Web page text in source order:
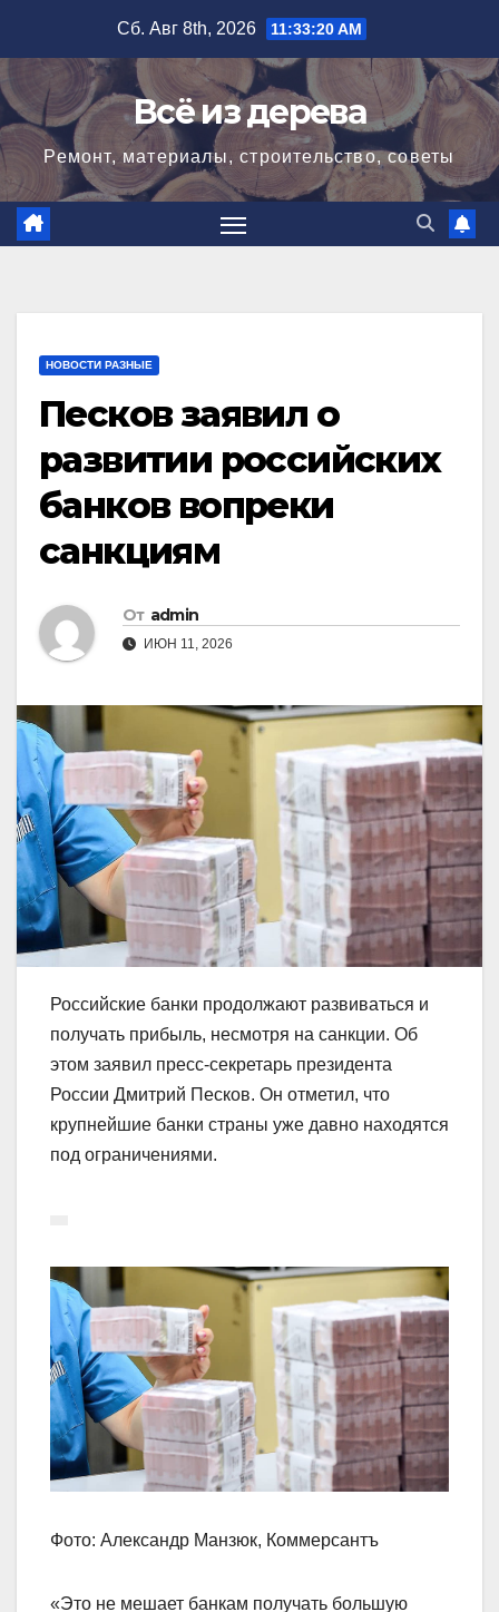
содержимому
Сб. Авг 8th, 2026 11:33:20 AM
Всё из дерева
Ремонт, материалы, строительство, советы
НОВОСТИ РАЗНЫЕ
Песков заявил о
развитии российских
банков вопреки
санкциям
От admin
ИЮН 11, 2026
Российские банки продолжают развиваться и
получать прибыль, несмотря на санкции. Об
этом заявил пресс-секретарь президента
России Дмитрий Песков. Он отметил, что
крупнейшие банки страны уже давно находятся
под ограничениями.
Фото: Александр Манзюк, Коммерсантъ
«Это не мешает банкам получать большую